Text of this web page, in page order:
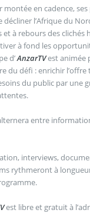
montée en cadence,
l’Afrique du
à rebours des clichés
à fond les
d’AnzarTVest animée
du défi : enrichir
du public par une
entre
interviews,
rythmeront à
est libre et gratuit à